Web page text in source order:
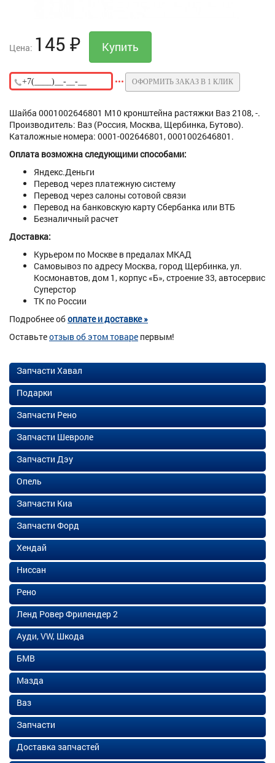
Цена: 145 ₽
ОФОРМИТЬ ЗАКАЗ В 1 КЛИК
Шайба 0001002646801 М10 кронштейна растяжки Ваз 2108, -.
Производитель: Ваз (Россия, Москва, Щербинка, Бутово).
Каталожные номера: 0001-002646801, 0001002646801.
Оплата возможна следующими способами:
Яндекс.Деньги
Перевод через платежную систему
Перевод через салоны сотовой связи
Перевод на банковскую карту Сбербанка или ВТБ
Безналичный расчет
Доставка:
Курьером по Москве в предалах МКАД
Самовывоз по адресу Москва, город Щербинка, ул.
Космонавтов, дом 1, корпус «Б», строение 33, автосервис
Суперстор
ТК по России
Подробнее обоплате и доставке »
Оставьтеотзыв об этом товаре первым!
Запчасти Хавал
Подарки
Запчасти Рено
Запчасти Шевроле
Запчасти Дэу
Опель
Запчасти Киа
Запчасти Форд
Хендай
Ниссан
Рено
Ленд Ровер Фрилендер 2
Ауди, VW, Шкода
БМВ
Мазда
Ваз
Запчасти
Доставка запчастей